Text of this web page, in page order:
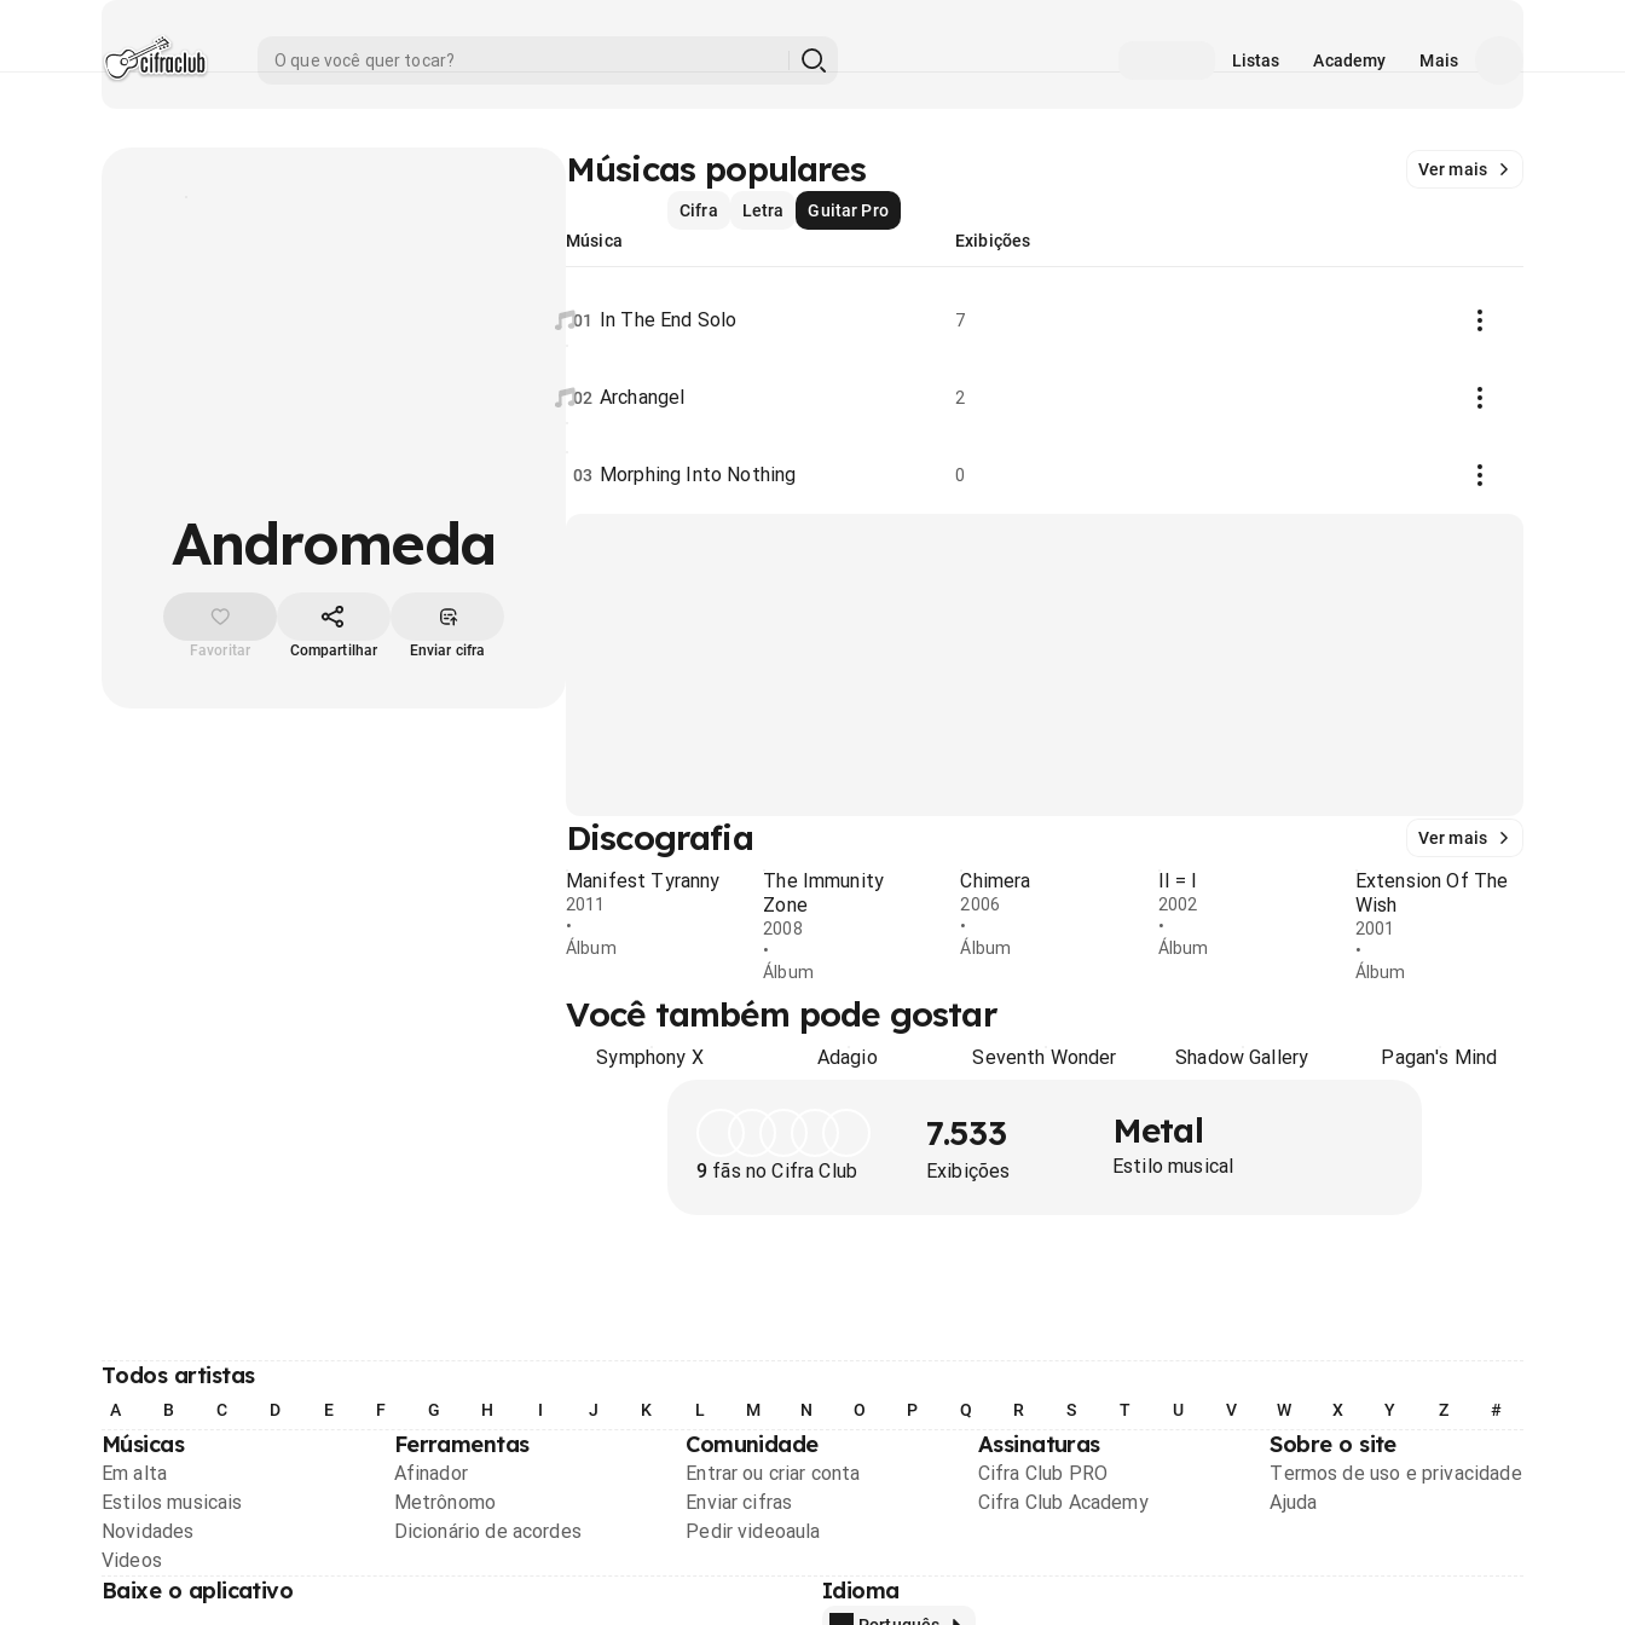
Listas Academy Mais
Andromeda
Favoritar Compartilhar Enviar cifra
Músicas populares Ver mais
Cifra Letra
Guitar Pro
Música
Exibições
01 In The End Solo 7
02 Archangel 2
03 Morphing Into Nothing 0
Discografia Ver mais
Manifest Tyranny
2011
•
Álbum
The Immunity
Zone
2008
•
Álbum
Chimera
2006
•
Álbum
II = I
2002
•
Álbum
Extension Of The
Wish
2001
•
Álbum
Você também pode gostar
Symphony X Adagio Seventh Wonder Shadow Gallery Pagan's Mind
9 fãs no Cifra Club
7.533
Exibições
Metal
Estilo musical
Todos artistas
A B C D E F G H I J K L M N O P Q R S T U V W X Y Z #
Músicas
Em alta
Estilos musicais
Novidades
Videos
Ferramentas
Afinador
Metrônomo
Dicionário de acordes
Comunidade
Entrar ou criar conta
Enviar cifras
Pedir videoaula
Assinaturas
Cifra Club PRO
Cifra Club Academy
Sobre o site
Termos de uso e privacidade
Ajuda
Baixe o aplicativo Idioma